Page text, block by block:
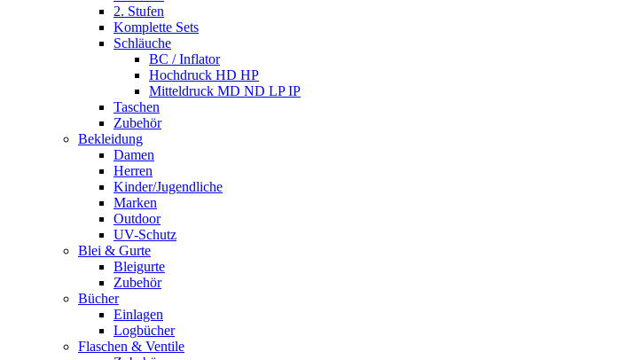
2. Stufen
Komplette Sets
Schläuche
BC / Inflator
Hochdruck HD HP
Mitteldruck MD ND LP IP
Taschen
Zubehör
Bekleidung
Damen
Herren
Kinder/Jugendliche
Marken
Outdoor
UV-Schutz
Blei & Gurte
Bleigurte
Zubehör
Bücher
Einlagen
Logbücher
Flaschen & Ventile